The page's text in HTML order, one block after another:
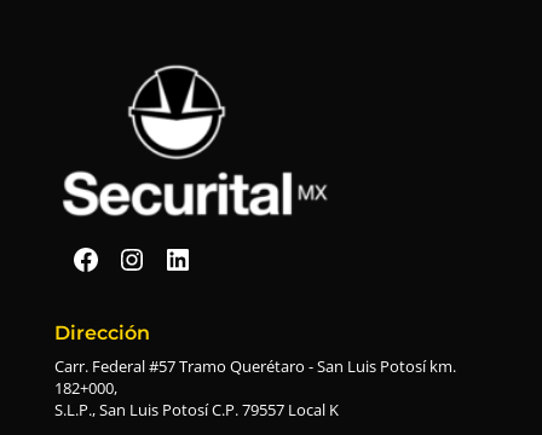
Securital en Facebook
Securital en Instagram
Securital en Linkedin
Dirección
Carr. Federal #57 Tramo Querétaro - San Luis Potosí km.
182+000,
S.L.P., San Luis Potosí C.P. 79557 Local K